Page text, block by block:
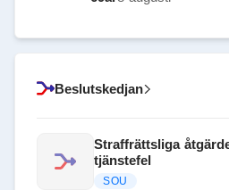
Beslutskedjan
Straffrättsliga
tjänstefel
SOU